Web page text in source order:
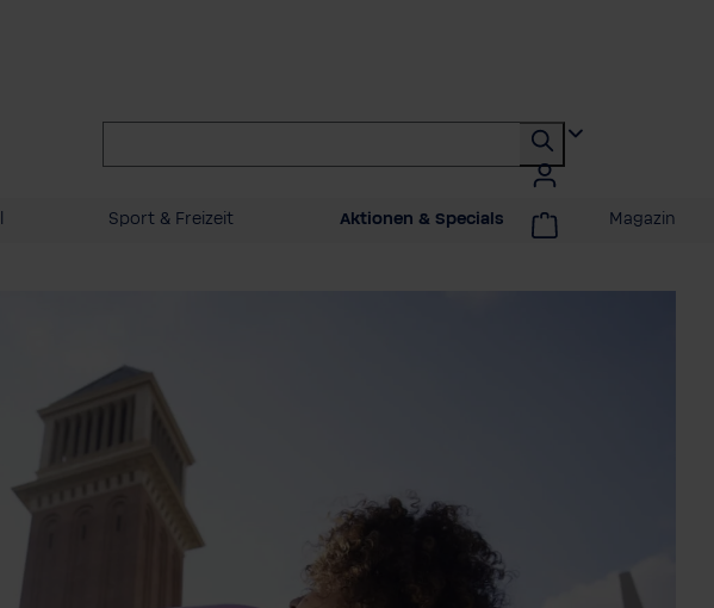
Sport & Freizeit Aktionen & Specials Magazin